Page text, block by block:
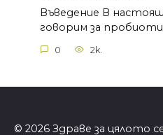
Въведение В
говорим за
0 2k.
© 2026 Здраве за цялото